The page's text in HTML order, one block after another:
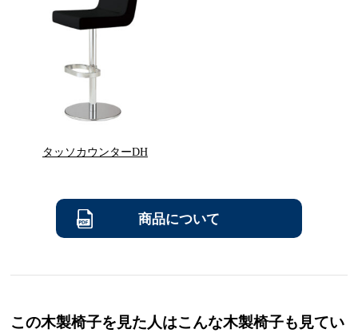
タッソカウンターDH
商品について
この木製椅子を見た人はこんな木製椅子も見てい